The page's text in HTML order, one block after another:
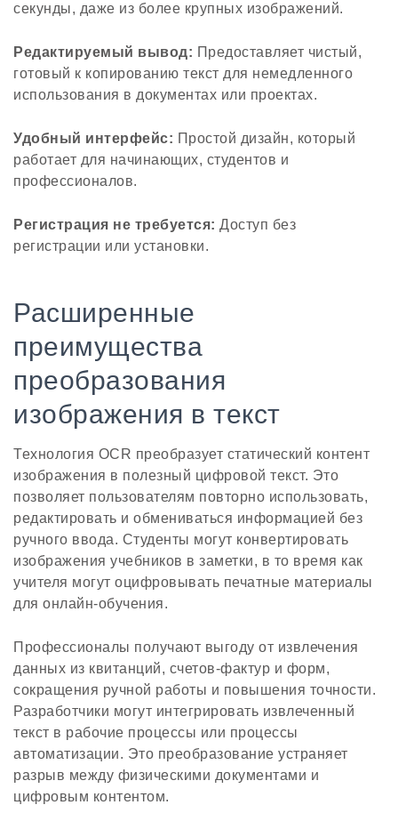
секунды, даже из более крупных изображений.
Редактируемый вывод: Предоставляет чистый,
готовый к копированию текст для немедленного
использования в документах или проектах.
Удобный интерфейс: Простой дизайн, который
работает для начинающих, студентов и
профессионалов.
Регистрация не требуется: Доступ без
регистрации или установки.
Расширенные
преимущества
преобразования
изображения в текст
Технология OCR преобразует статический контент
изображения в полезный цифровой текст. Это
позволяет пользователям повторно использовать,
редактировать и обмениваться информацией без
ручного ввода. Студенты могут конвертировать
изображения учебников в заметки, в то время как
учителя могут оцифровывать печатные материалы
для онлайн-обучения.
Профессионалы получают выгоду от извлечения
данных из квитанций, счетов-фактур и форм,
сокращения ручной работы и повышения точности.
Разработчики могут интегрировать извлеченный
текст в рабочие процессы или процессы
автоматизации. Это преобразование устраняет
разрыв между физическими документами и
цифровым контентом.